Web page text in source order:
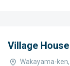
Village
Wakayama-